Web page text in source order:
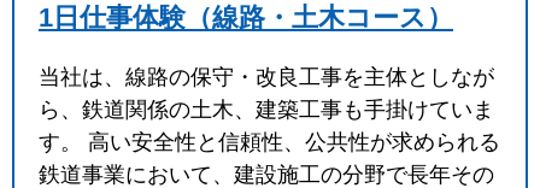
1日仕事体験（線路・土木コース）
当社は、線路の保守・改良工事を主体としなが
ら、鉄道関係の土木、建築工事も手掛けていま
す。 高い安全性と信頼性、公共性が求められる
鉄道事業において、建設施工の分野で長年その